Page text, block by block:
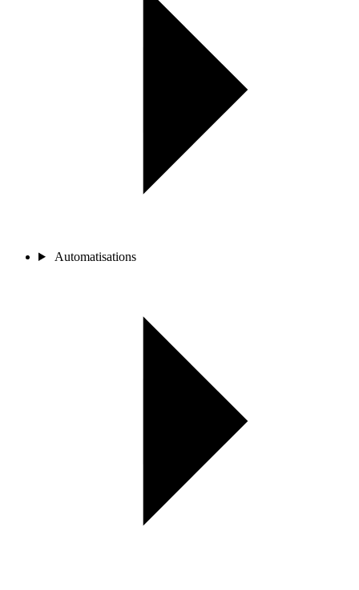
Automatisations